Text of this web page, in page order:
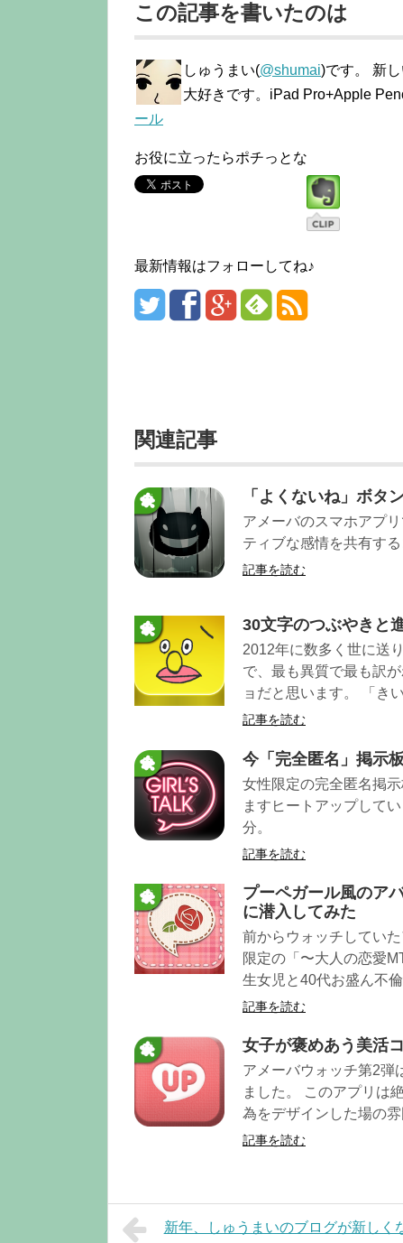
この記事を書いたのは
しゅうまい(@shumai)です。 新
大好きです。iPad Pro+Apple
ール
お役に立ったらポチっとな
最新情報はフォローしてね♪
関連記事
「よくないね」ボタ
アメーバのスマホアプ
ティブな感情を共有す
記事を読む
30文字のつぶやきと
2012年に数多く世に送
で、最も異質で最も訳
ョだと思います。 「き
記事を読む
今「完全匿名」掲示
女性限定の完全匿名掲
ますヒートアップして
分。
記事を読む
プーペガール風のア
に潜入してみた
前からウォッチしてい
限定の「〜大人の恋愛
生女児と40代お盛ん不
記事を読む
女子が褒めあう美活
アメーバウォッチ第2弾
ました。 このアプリは
為をデザインした場の雰
記事を読む
新年、しゅうまいのブログが新しく